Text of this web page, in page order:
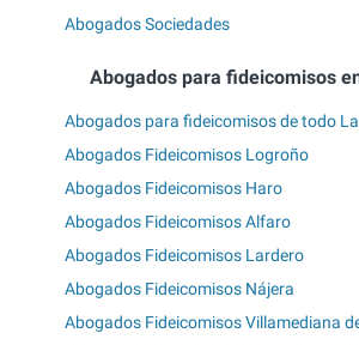
Abogados Sociedades
Abogados para fideicomisos
Abogados para fideicomisos de todo
Abogados Fideicomisos Logroño
Abogados Fideicomisos Haro
Abogados Fideicomisos Alfaro
Abogados Fideicomisos Lardero
Abogados Fideicomisos Nájera
Abogados Fideicomisos Villamediana